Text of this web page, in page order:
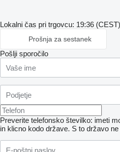
Lokalni čas pri trgovcu: 19:36 (CEST)
Prošnja za sestanek
Pošlji sporočilo
Preverite telefonsko številko: imeti
in klicno kodo države. S to državo